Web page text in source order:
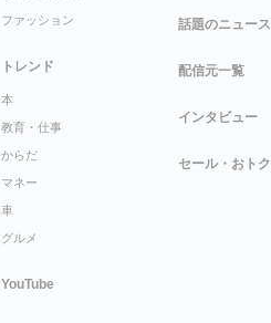
ファッション
トレンド
本
教育・仕事
からだ
マネー
車
グルメ
YouTube
話題のニュース
配信元一覧
インタビュー
セール・おトク